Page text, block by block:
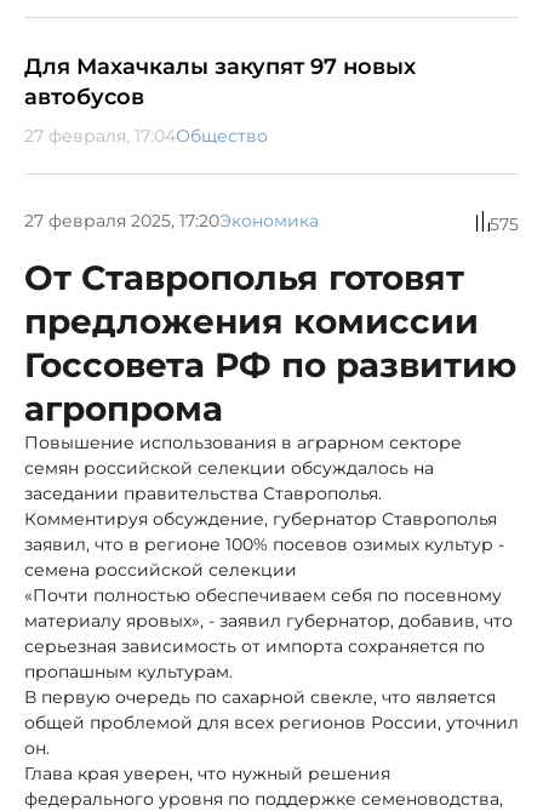
Для Махачкалы закупят 97 новых
автобусов
27 февраля, 17:04Общество
27 февраля 2025, 17:20Экономика 575
От Ставрополья готовят
предложения комиссии
Госсовета РФ по развитию
агропрома
Повышение использования в аграрном секторе
семян российской селекции обсуждалось на
заседании правительства Ставрополья.
Комментируя обсуждение, губернатор Ставрополья
заявил, что в регионе 100% посевов озимых культур -
семена российской селекции
«Почти полностью обеспечиваем себя по посевному
материалу яровых», - заявил губернатор, добавив, что
серьезная зависимость от импорта сохраняется по
пропашным культурам.
В первую очередь по сахарной свекле, что является
общей проблемой для всех регионов России, уточнил
он.
Глава края уверен, что нужный решения
федерального уровня по поддержке семеноводства,